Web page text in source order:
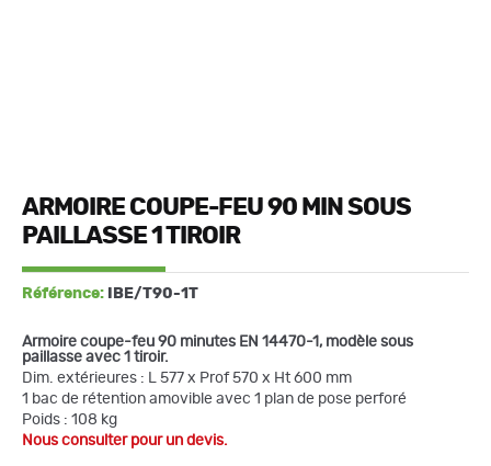
ARMOIRE COUPE-FEU 90 MIN SOUS
PAILLASSE 1 TIROIR
Référence: IBE/T90-1T
Armoire coupe-feu 90 minutes EN 14470-1, modèle sous
paillasse avec 1 tiroir.
Dim. extérieures : L 577 x Prof 570 x Ht 600 mm
1 bac de rétention amovible avec 1 plan de pose perforé
Poids : 108 kg
Nous consulter pour un devis.